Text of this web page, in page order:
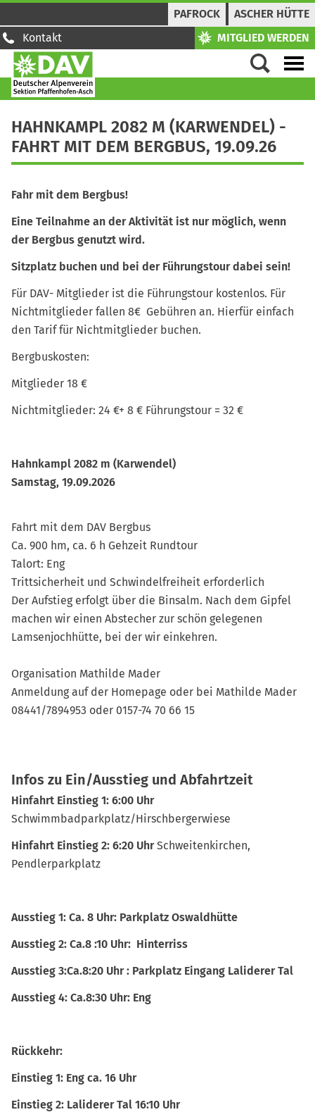
PAFROCK
ASCHER HÜTTE
Kontakt
MITGLIED WERDEN
HAHNKAMPL 2082 M (KARWENDEL) -
FAHRT MIT DEM BERGBUS, 19.09.26
Fahr mit dem Bergbus!
Eine Teilnahme an der Aktivität ist nur möglich, wenn
der Bergbus genutzt wird.
Sitzplatz buchen und bei der Führungstour dabei sein!
Für DAV- Mitglieder ist die Führungstour kostenlos. Für
Nichtmitglieder fallen 8€ Gebühren an. Hierfür einfach
den Tarif für Nichtmitglieder buchen.
Bergbuskosten:
Mitglieder 18 €
Nichtmitglieder: 24 €+ 8 € Führungstour = 32 €
Hahnkampl 2082 m (Karwendel)
Samstag, 19.09.2026
Fahrt mit dem DAV Bergbus
Ca. 900 hm, ca. 6 h Gehzeit Rundtour
Talort: Eng
Trittsicherheit und Schwindelfreiheit erforderlich
Der Aufstieg erfolgt über die Binsalm. Nach dem Gipfel
machen wir einen Abstecher zur schön gelegenen
Lamsenjochhütte, bei der wir einkehren.
Organisation Mathilde Mader
Anmeldung auf der Homepage oder bei Mathilde Mader
08441/7894953 oder 0157-74 70 66 15
Infos zu Ein/Ausstieg und Abfahrtzeit
Hinfahrt Einstieg 1: 6:00 Uhr
Schwimmbadparkplatz/Hirschbergerwiese
Hinfahrt Einstieg 2: 6:20 UhrSchweitenkirchen,
Pendlerparkplatz
Ausstieg 1: Ca. 8 Uhr: Parkplatz Oswaldhütte
Ausstieg 2: Ca.8 :10 Uhr: Hinterriss
Ausstieg 3:Ca.8:20 Uhr : Parkplatz Eingang Laliderer Tal
Ausstieg 4: Ca.8:30 Uhr: Eng
Rückkehr:
Einstieg 1: Eng ca. 16 Uhr
Einstieg 2: Laliderer Tal 16:10 Uhr